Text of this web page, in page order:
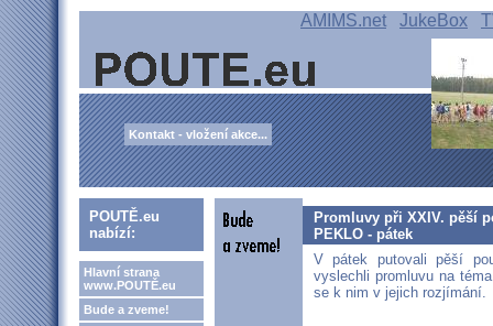
AMIMS.net JukeBox
Kontakt - vložení akce...
POUTĚ.eu
nabízí:
Hlavní strana
www.POUTĚ.eu
Bude a zveme!
Promluvy při XXIV. pěší
PEKLO - pátek
V pátek putovali pěší
vyslechli promluvu na
se k nim v jejich rozjímání.